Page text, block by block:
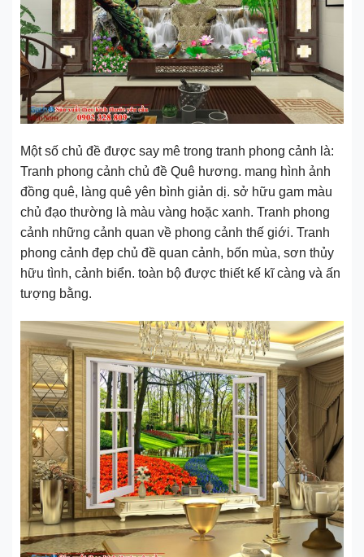
Một số chủ đề được say mê trong tranh phong cảnh là:
Tranh phong cảnh chủ đề Quê hương. mang hình ảnh
đồng quê, làng quê yên bình giản dị. sở hữu gam màu
chủ đạo thường là màu vàng hoặc xanh. Tranh phong
cảnh những cảnh quan về phong cảnh thế giới. Tranh
phong cảnh đẹp chủ đề quan cảnh, bốn mùa, sơn thủy
hữu tình, cảnh biển. toàn bộ được thiết kế kĩ càng và ấn
tượng bằng.